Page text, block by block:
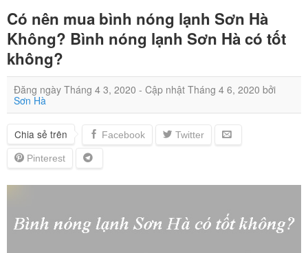
Có nên mua bình nóng lạnh Sơn Hà
Không? Bình nóng lạnh Sơn Hà có tốt
không?
Đăng ngày Tháng 4 3, 2020 - Cập nhật Tháng 4 6, 2020 bởi
Sơn Hà
Chia sẻ trên